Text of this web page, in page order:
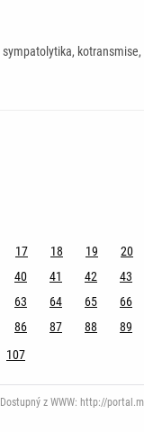
17 18 19 20
40 41 42 43
63 64 65 66
86 87 88 89
107
z WWW: http://